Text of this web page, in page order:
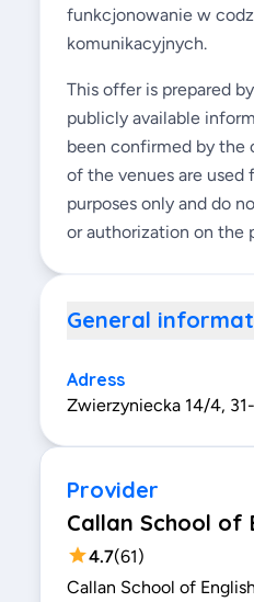
funkcjonowanie w
komunikacyjnych.
This offer is prepared
publicly available
been confirmed by the
of the venues are used
purposes only and do
or authorization on the
General
Adress
Zwierzyniecka 14/4,
Provider
Callan School of
4.7(61)
Callan School of